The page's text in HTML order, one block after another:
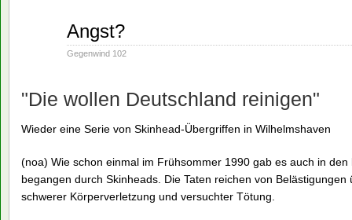
Angst?
Gegenwind 102
"Die wollen Deutschland reinigen"
Wieder eine Serie von Skinhead-Übergriffen in Wilhelmshaven
(noa) Wie schon einmal im Frühsommer 1990 gab es auch in
begangen durch Skinheads. Die Taten reichen von
schwerer Körperverletzung und versuchter Tötung.